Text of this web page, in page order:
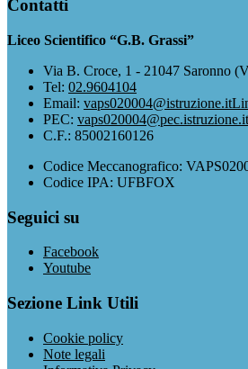
Contatti
Liceo Scientifico “G.B. Grassi”
Via B. Croce, 1 - 21047 Saronno
Tel: 02.9604104
Email: vaps020004@istruzione.it
PEC: vaps020004@pec.istruzione.it
C.F.: 85002160126
Codice Meccanografico:
Codice IPA: UFBFOX
Seguici su
Facebook
Youtube
Sezione Link Utili
Cookie policy
Note legali